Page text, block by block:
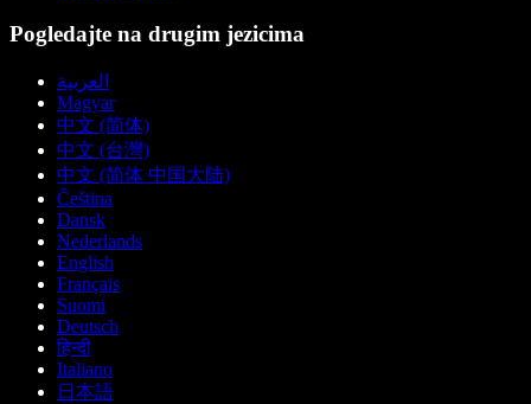
Pogledajte na drugim jezicima
العربية
Magyar
中文 (简体)
中文 (台灣)
中文 (简体 中国大陆)
Čeština
Dansk
Nederlands
English
Français
Suomi
Deutsch
हिन्दी
Italiano
日本語